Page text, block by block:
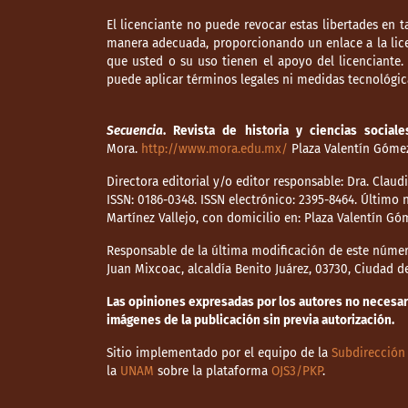
El licenciante no puede revocar estas libertades
manera adecuada, proporcionando un enlace a la
que usted o su uso tienen el apoyo del licenciante.
puede aplicar términos legales ni medidas
Secuencia. Revista de historia y ciencias
Mora. http://www.mora.edu.mx/ Plaza Valentín
Directora editorial y/o editor responsable: Dra.
ISSN: 0186-0348. ISSN electrónico: 2395-8464.
Martínez Vallejo, con domicilio en: Plaza Valentín
Responsable de la última modificación de este
Juan Mixcoac, alcaldía Benito Juárez, 03730, Ciudad
Las opiniones expresadas por los autores no
imágenes de la publicación sin previa autorización.
Sitio implementado por el equipo de la Subdirección
la UNAM sobre la plataforma OJS3/PKP.